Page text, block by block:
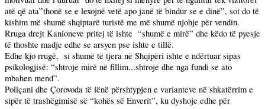
atë që ata”thonë se e lexojnë vetë apo janë të bindur se e dinë”, sot do të
kishim më shumë shqiptarë turistë me më shumë njohje për vendin.
Rruga drejt Kanioneve pritej të ishte “shumë e mirë” dhe këdo të pyesje
të thoshte madje edhe se arsyen pse ishte e tillë.
Edhe kjo rrugë, si shumë të tjera në Shqipëri ishte e ndërtuar sipas
psikologjisë: “shtroje mirë në fillim...shtroje dhe nga fundi se ato
mbahen mend”.
Poliçani dhe Çorovoda të lënë përshtypjen e varianteve në shkatërrim e
sipër të trashëgimisë së “kohës së Enverit”, ku dyshoje edhe për